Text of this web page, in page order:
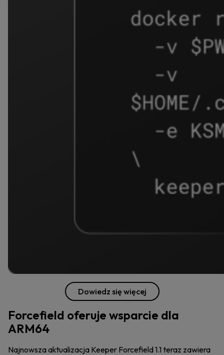
Dowiedz się więcej
Forcefield oferuje wsparcie dla
ARM64
Najnowsza aktualizacja Keeper Forcefield 1.1 teraz zawiera